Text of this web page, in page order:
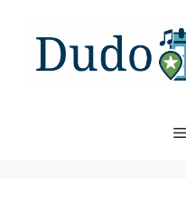
Inhalt
springen